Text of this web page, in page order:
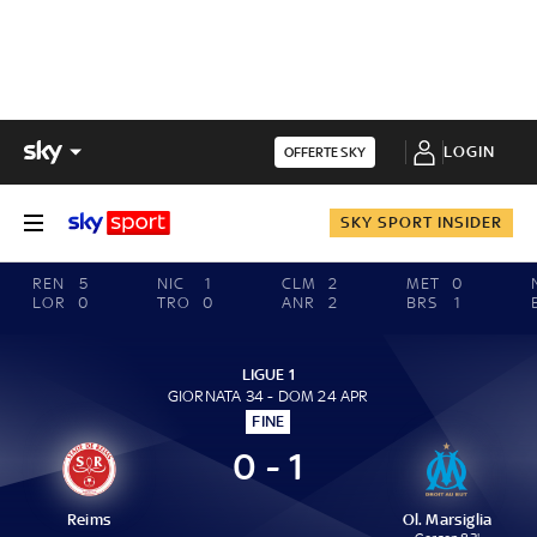
OFFERTE SKY LOGIN
SKY SPORT INSIDER
REN
5
LOR
0
NIC
1
TRO
0
CLM
2
ANR
2
MET
0
BRS
1
LIGUE 1
GIORNATA 34 - DOM 24 APR
FINE
Reims
0 - 1
Ol. Marsiglia